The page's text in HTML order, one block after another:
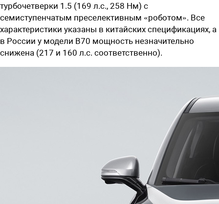
турбочетверки 1.5 (169 л.с., 258 Нм) с
семиступенчатым преселективным «роботом». Все
характеристики указаны в китайских спецификациях, а
в России у модели B70 мощность незначительно
снижена (217 и 160 л.с. соответственно).